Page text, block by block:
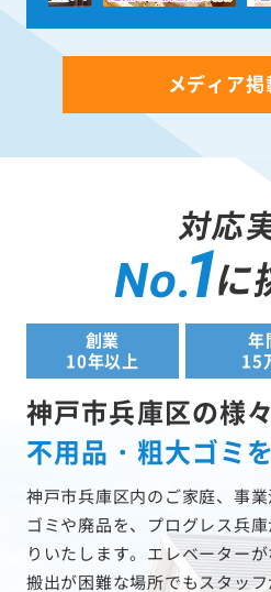
メディア
対応
No.1に
創業
10年以上
年
15
神戸市兵庫区の様
不用品・粗大ゴミ
神戸市兵庫区内のご家庭、事
ゴミや廃品を、プログレス兵
りいたします。エレベーター
搬出が困難な場所でもスタッ